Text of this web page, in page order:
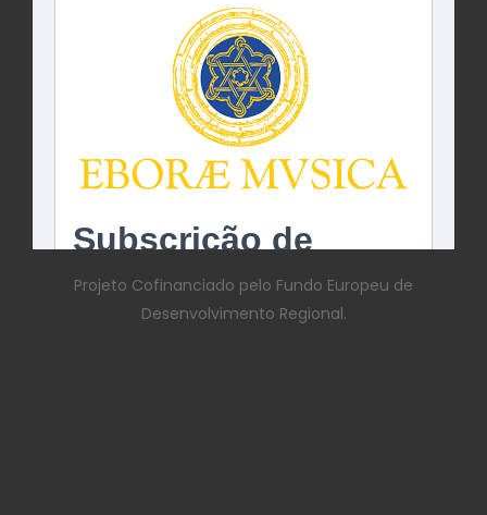
Projeto Cofinanciado pelo Fundo Europeu de
Desenvolvimento Regional.